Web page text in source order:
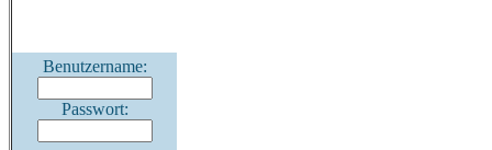
Benutzername:
Passwort: